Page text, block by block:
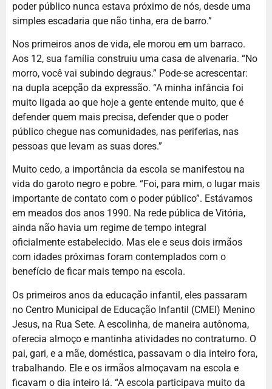
poder público nunca estava próximo de nós, desde uma
simples escadaria que não tinha, era de barro.”
Nos primeiros anos de vida, ele morou em um barraco.
Aos 12, sua família construiu uma casa de alvenaria. “No
morro, você vai subindo degraus.” Pode-se acrescentar:
na dupla acepção da expressão. “A minha infância foi
muito ligada ao que hoje a gente entende muito, que é
defender quem mais precisa, defender que o poder
público chegue nas comunidades, nas periferias, nas
pessoas que levam as suas dores.”
Muito cedo, a importância da escola se manifestou na
vida do garoto negro e pobre. “Foi, para mim, o lugar mais
importante de contato com o poder público”. Estávamos
em meados dos anos 1990. Na rede pública de Vitória,
ainda não havia um regime de tempo integral
oficialmente estabelecido. Mas ele e seus dois irmãos
com idades próximas foram contemplados com o
benefício de ficar mais tempo na escola.
Os primeiros anos da educação infantil, eles passaram
no Centro Municipal de Educação Infantil (CMEI) Menino
Jesus, na Rua Sete. A escolinha, de maneira autônoma,
oferecia almoço e mantinha atividades no contraturno. O
pai, gari, e a mãe, doméstica, passavam o dia inteiro fora,
trabalhando. Ele e os irmãos almoçavam na escola e
ficavam o dia inteiro lá. “A escola participava muito da